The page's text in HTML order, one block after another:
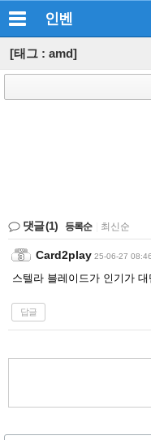
인벤
[태그 : amd]
댓글(1) 등록순 최신순
Card2play 25-06-27 08:46
스텔라 블레이드가 인기가
답글